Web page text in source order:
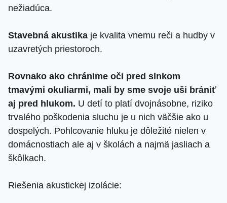
nežiadúca.
Stavebná akustika je kvalita vnemu reči a hudby v
uzavretých priestoroch.
Rovnako ako chránime oči pred slnkom
tmavými okuliarmi, mali by sme svoje uši brániť
aj pred hlukom. U detí to platí dvojnásobne, riziko
trvalého poškodenia sluchu je u nich väčšie ako u
dospelých. Pohlcovanie hluku je dôležité nielen v
domácnostiach ale aj v školách a najmä jasliach a
škôlkach.
Riešenia akustickej izolácie: